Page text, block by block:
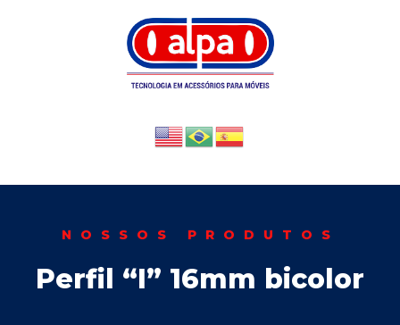
NOSSOS PRODUTOS
Perfil “I” 16mm bicolor